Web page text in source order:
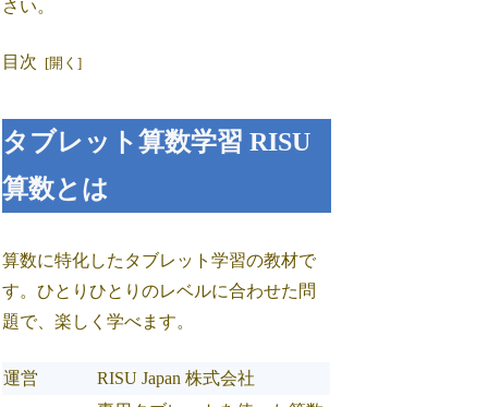
さい。
目次
タブレット算数学習 RISU
算数とは
算数に特化したタブレット学習の教材で
す。ひとりひとりのレベルに合わせた問
題で、楽しく学べます。
運営 RISU Japan 株式会社